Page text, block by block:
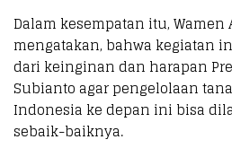
Dalam kesempatan itu, Wamen
mengatakan, bahwa kegiatan
dari keinginan dan harapan
Subianto agar pengelolaan
Indonesia ke depan ini bisa
sebaik-baiknya.